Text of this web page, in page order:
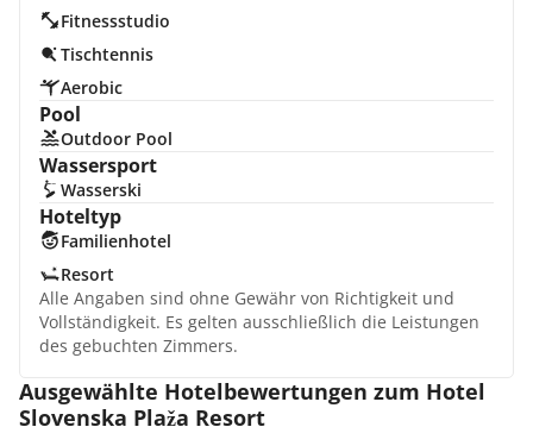
Fitnessstudio
Tischtennis
Aerobic
Pool
Outdoor Pool
Wassersport
Wasserski
Hoteltyp
Familienhotel
Resort
Alle Angaben sind ohne Gewähr von Richtigkeit und
Vollständigkeit. Es gelten ausschließlich die Leistungen
des gebuchten Zimmers.
Ausgewählte Hotelbewertungen zum Hotel
Slovenska Plaža Resort